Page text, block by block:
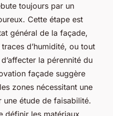
toujours par un
Cette étape est
général de la façade,
d’humidité, ou tout
la pérennité du
façade suggère
zones nécessitant une
une étude de faisabilité.
définir les matériaux